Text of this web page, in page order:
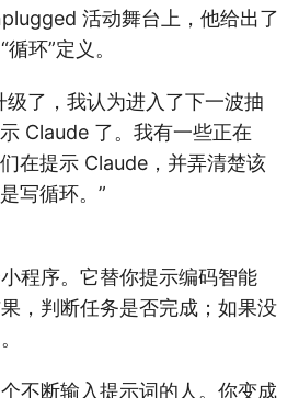
活动舞台上，他给出了
环”定义。
级了，我认为进入了下一波抽
Claude 了。我有一些正在
在提示 Claude，并弄清楚该
写循环。”
程序。它替你提示编码智能
，判断任务是否完成；如果没
不断输入提示词的人。你变成